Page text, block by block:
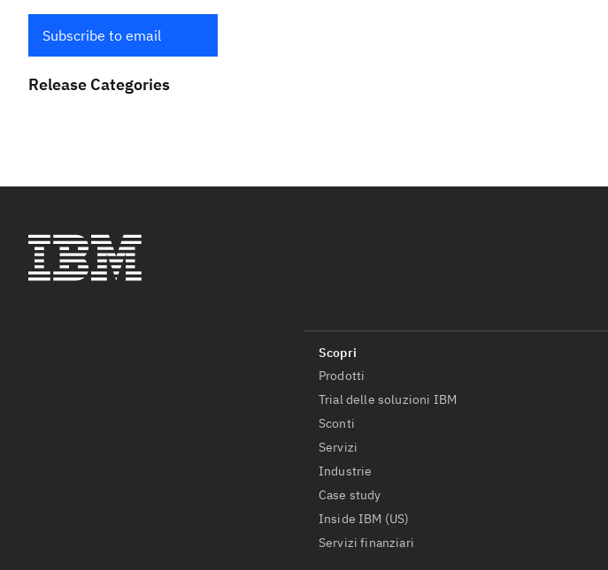
Subscribe to email
Release Categories
Prodotti
Trial delle soluzioni IBM
Sconti
Servizi
Industrie
Case study
Inside IBM (US)
Servizi finanziari